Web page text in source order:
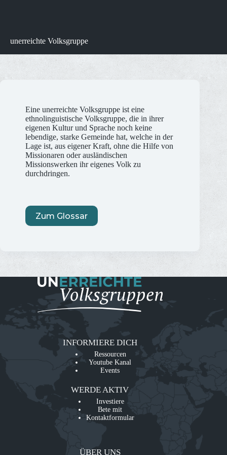
unerreichte Volksgruppe
Eine unerreichte Volksgruppe ist eine
ethnolinguistische Volksgruppe, die in ihrer
eigenen Kultur und Sprache noch keine
lebendige, starke Gemeinde hat, welche in der
Lage ist, aus eigener Kraft, ohne die Hilfe von
Missionaren oder ausländischen
Missionswerken ihr eigenes Volk zu
durchdringen.
Zum Glossar
INFORMIERE DICH
Ressourcen
Youtube Kanal
Events
WERDE AKTIV
Investiere
Bete mit
Kontaktformular
ÜBER UNS